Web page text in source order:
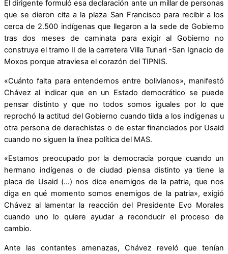
El dirigente formuló esa declaración ante un millar de personas
que se dieron cita a la plaza San Francisco para recibir a los
cerca de 2.500 indígenas que llegaron a la sede de Gobierno
tras dos meses de caminata para exigir al Gobierno no
construya el tramo II de la carretera Villa Tunari -San Ignacio de
Moxos porque atraviesa el corazón del TIPNIS.
«Cuánto falta para entendernos entre bolivianos», manifestó
Chávez al indicar que en un Estado democrático se puede
pensar distinto y que no todos somos iguales por lo que
reprochó la actitud del Gobierno cuando tilda a los indígenas u
otra persona de derechistas o de estar financiados por Usaid
cuando no siguen la línea política del MAS.
«Estamos preocupado por la democracia porque cuando un
hermano indígenas o de ciudad piensa distinto ya tiene la
placa de Usaid (…) nos dice enemigos de la patria, que nos
diga en qué momento somos enemigos de la patria», exigió
Chávez al lamentar la reacción del Presidente Evo Morales
cuando uno lo quiere ayudar a reconducir el proceso de
cambio.
Ante las contantes amenazas, Chávez reveló que tenían